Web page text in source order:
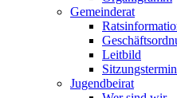
Gemeinderat
Leitbild
Jugendbeirat